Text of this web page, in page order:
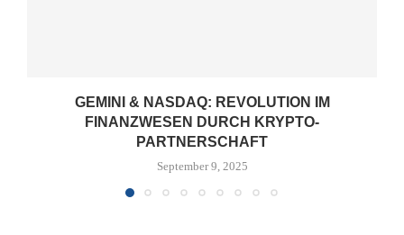
GEMINI & NASDAQ: REVOLUTION IM
FINANZWESEN DURCH KRYPTO-
PARTNERSCHAFT
September 9, 2025